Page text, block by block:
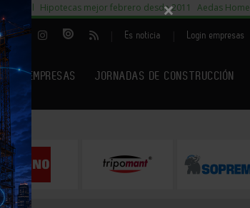
Hipotecas mejor febrero desde 2011 Aedas
Es noticia Login empresas
EMPRESAS JORNADAS DE CONSTRUCCIÓN
×